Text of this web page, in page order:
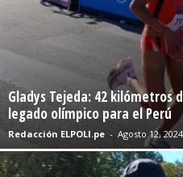
Gladys Tejeda: 42 kilómetros
legado olímpico para el Perú
Redacción ELPOLI.pe - Agosto 12, 2024